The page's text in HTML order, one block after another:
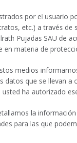
por el usuario
etc.) a través de
Pujadas SAU de
en materia de
medios
datos que se llevan a
usted ha autorizado
la
para las que